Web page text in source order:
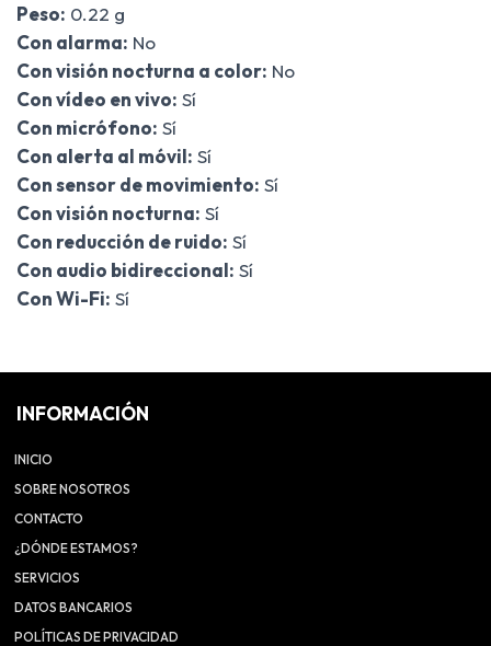
Peso: 0.22 g
Con alarma: No
Con visión nocturna a color: No
Con vídeo en vivo: Sí
Con micrófono: Sí
Con alerta al móvil: Sí
Con sensor de movimiento: Sí
Con visión nocturna: Sí
Con reducción de ruido: Sí
Con audio bidireccional: Sí
Con Wi-Fi: Sí
INFORMACIÓN
INICIO
SOBRE NOSOTROS
CONTACTO
¿DÓNDE ESTAMOS?
SERVICIOS
DATOS BANCARIOS
POLÍTICAS DE PRIVACIDAD